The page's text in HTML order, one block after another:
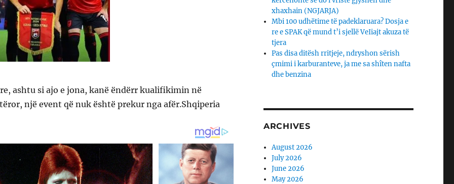
ashtu si ajo e jona, kanë ëndërr kualifikimin në
një event që nuk është prekur nga afër.Shqiperia
xhaxhain (NGJARJA)
Mbi 100 udhëtime të padeklaruara? Dosja e
re e SPAK që mund t’i sjellë VeIiajt akuza të
tjera
Pas disa ditësh rritjeje, ndryshon sërish
çmimi i karburanteve, ja me sa shîten nafta
dhe benzina
ARCHIVES
August 2026
July 2026
June 2026
May 2026